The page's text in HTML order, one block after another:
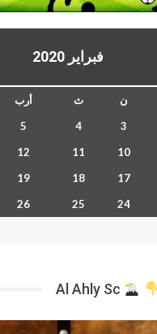
فبراير 2020
ن ث أرب
3
4
5
10
11
12
17
18
19
24
25
26